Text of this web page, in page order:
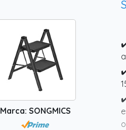
Marca: SONGMICS